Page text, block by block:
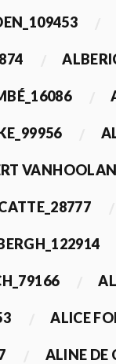
ALICE
ALINE DE